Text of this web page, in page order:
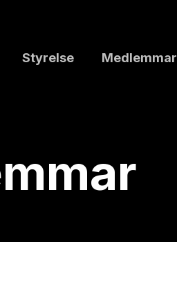
Styrelse Medlemmar